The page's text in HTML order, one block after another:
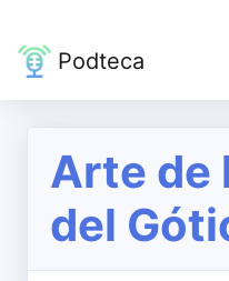
Podteca
Arte de
del